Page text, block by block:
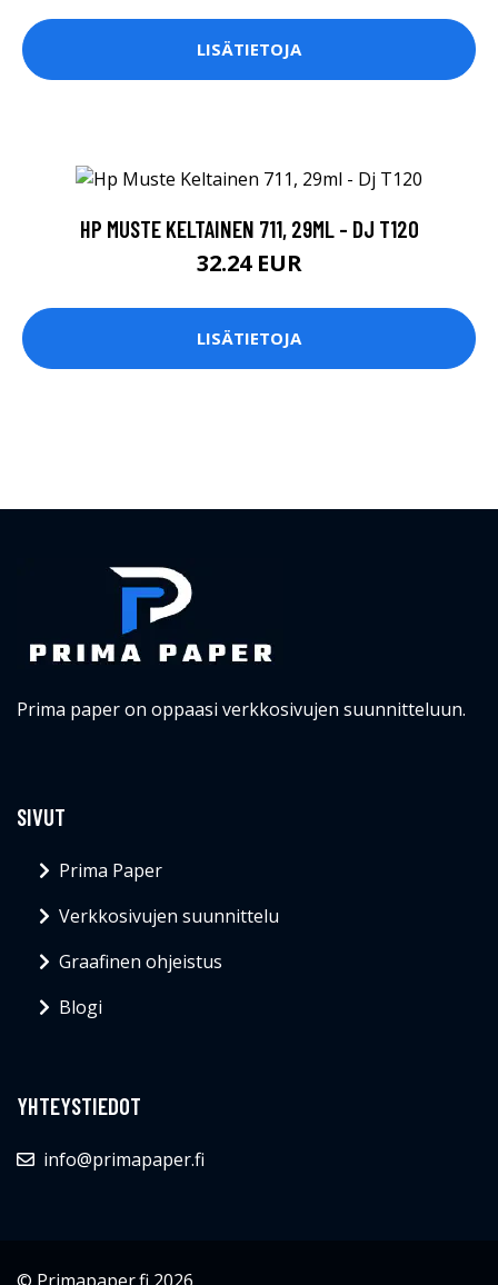
LISÄTIETOJA
HP MUSTE KELTAINEN 711, 29ML - DJ T120
32.24 EUR
LISÄTIETOJA
Prima paper on oppaasi verkkosivujen suunnitteluun.
SIVUT
Prima Paper
Verkkosivujen suunnittelu
Graafinen ohjeistus
Blogi
YHTEYSTIEDOT
info@primapaper.fi